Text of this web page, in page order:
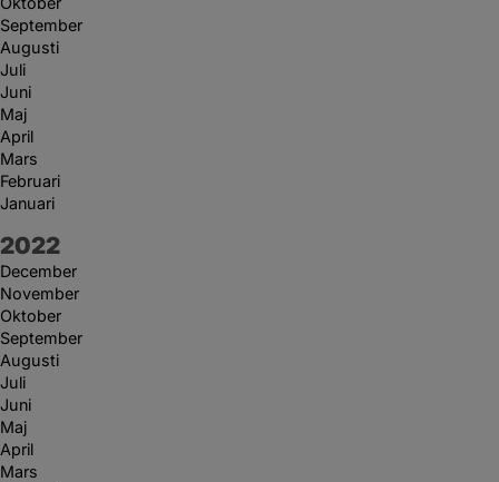
September
Augusti
Juli
Juni
Maj
April
Mars
Februari
Januari
År:
2022
December
November
Oktober
September
Augusti
Juli
Juni
Maj
April
Mars